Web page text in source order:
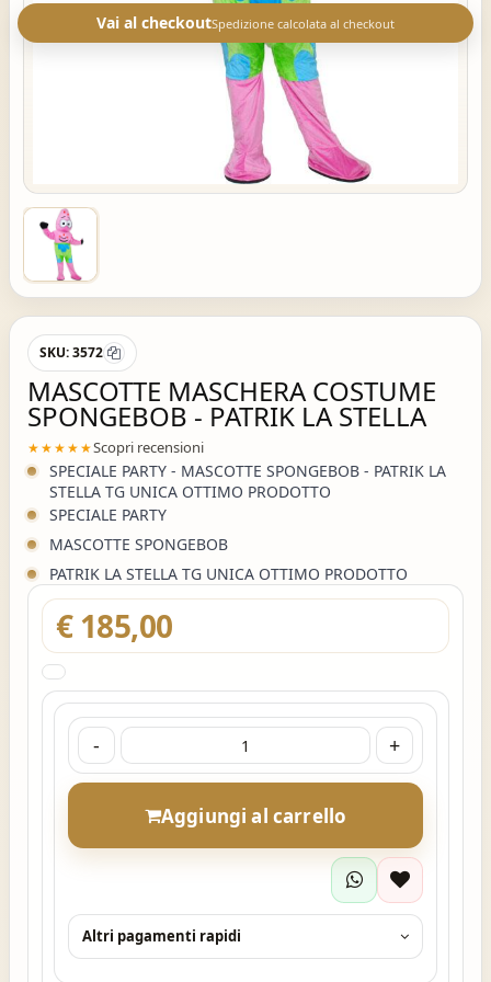
Vai al checkoutSpedizione calcolata al checkout
SKU:3572
MASCOTTE MASCHERA COSTUME
SPONGEBOB - PATRIK LA STELLA
★★★★★Scopri recensioni
SPECIALE PARTY - MASCOTTE SPONGEBOB - PATRIK LA
STELLA TG UNICA OTTIMO PRODOTTO
SPECIALE PARTY
MASCOTTE SPONGEBOB
PATRIK LA STELLA TG UNICA OTTIMO PRODOTTO
€ 185,00
- +
Aggiungi al carrello
Altri pagamenti rapidi